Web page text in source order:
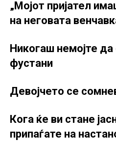
„Мојот пријател
на неговата
Никогаш немојте
фустани
Девојчето се
Кога ќе ви стане
припаѓате на